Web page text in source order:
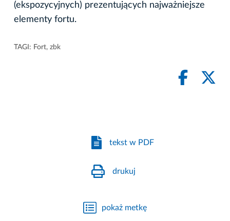
(ekspozycyjnych) prezentujących najważniejsze
elementy fortu.
TAGI: Fort, zbk
tekst w PDF
drukuj
pokaż metkę